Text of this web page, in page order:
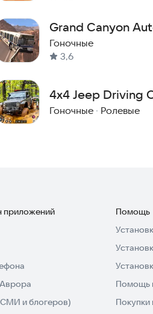
Grand Canyon
Game
Гоночные
3,6
4x4 Jeep Driving
Games
Гоночные · Ролевые
приложений
и блогеров)
Помощь
Помощь
Покупки